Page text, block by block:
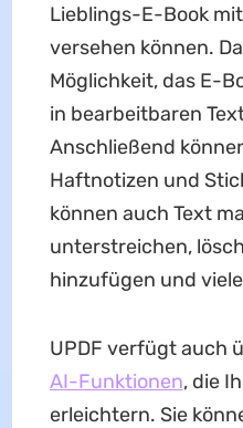
Lieblings-E-Book
versehen können.
Möglichkeit, das E-
in bearbeitbaren
Anschließend
Haftnotizen und
können auch Text
unterstreichen,
hinzufügen und
UPDF verfügt auch
AI-Funktionen, die
erleichtern. Sie